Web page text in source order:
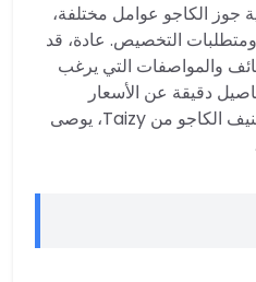
جوز الكاجو عوامل مختلفة،
التخصيص. عادة، قد
والمواصفات التي يرغب
دقيقة عن الأسعار
والاستفسارات حول آلات تصنيف الكاجو من Taizy، يوصى